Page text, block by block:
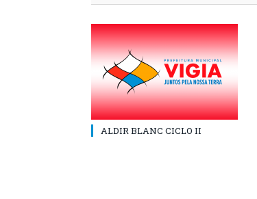
ALDIR BLANC CICLO II